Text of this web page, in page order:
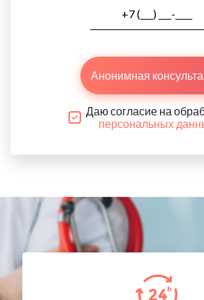
Анонимная
Даю согласие на
персональных